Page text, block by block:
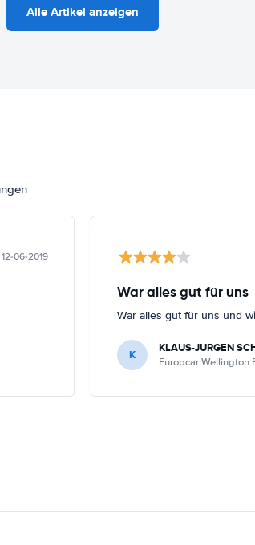
Alle Artikel anzeigen
12-06-2019
War alles gut für uns
War alles gut für uns und
K KLAUS-JURGEN
Europcar Wellington